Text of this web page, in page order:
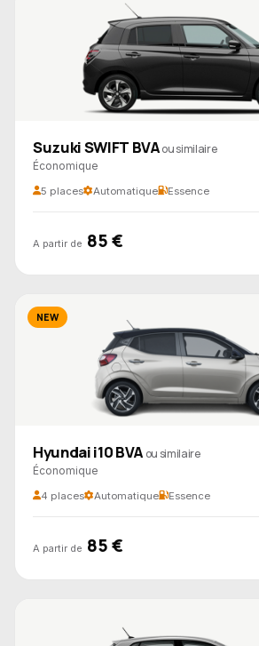
Suzuki SWIFT BVAou similaire
Économique
5 places Automatique Essence
A partir de 85 €
NEW
Hyundai i10 BVA ou similaire
Économique
4 places Automatique Essence
A partir de 85 €